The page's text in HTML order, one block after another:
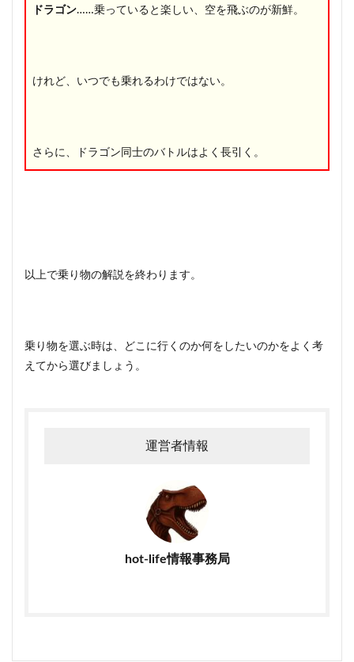
ドラゴン……乗っていると楽しい、空を飛ぶのが新鮮。
けれど、いつでも乗れるわけではない。
さらに、ドラゴン同士のバトルはよく長引く。
以上で乗り物の解説を終わります。
乗り物を選ぶ時は、どこに行くのか何をしたいのかをよく考
えてから選びましょう。
運営者情報
hot-life情報事務局